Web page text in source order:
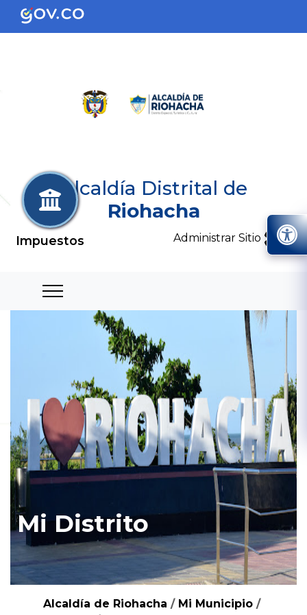
Alcaldía Distrital de
Riohacha
Administrar Sitio
Mi Distrito
Alcaldía de Riohacha / Mi Municipio /
Impuestos